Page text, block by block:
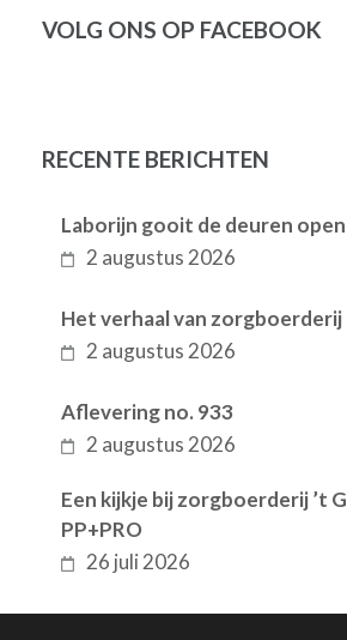
VOLG ONS OP FACEBOOK
RECENTE BERICHTEN
Laborijn gooit de deuren open
2 augustus 2026
Het verhaal van zorgboerderij
2 augustus 2026
Aflevering no. 933
2 augustus 2026
Een kijkje bij zorgboerderij ’t
PP+PRO
26 juli 2026